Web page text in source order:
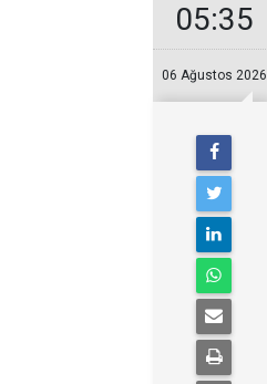
05:35
06 Ağustos 2026